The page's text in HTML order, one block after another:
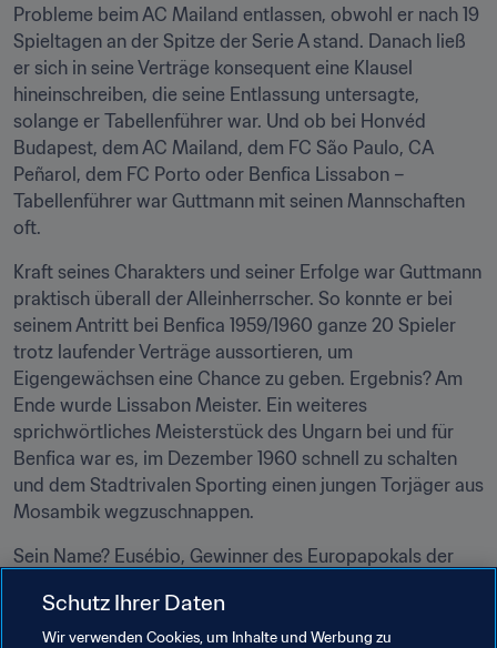
Probleme beim AC Mailand entlassen, obwohl er nach 19
Spieltagen an der Spitze der Serie A stand. Danach ließ
er sich in seine Verträge konsequent eine Klausel
hineinschreiben, die seine Entlassung untersagte,
solange er Tabellenführer war. Und ob bei Honvéd
Budapest, dem AC Mailand, dem FC São Paulo, CA
Peñarol, dem FC Porto oder Benfica Lissabon –
Tabellenführer war Guttmann mit seinen Mannschaften
oft.
Kraft seines Charakters und seiner Erfolge war Guttmann
praktisch überall der Alleinherrscher. So konnte er bei
seinem Antritt bei Benfica 1959/1960 ganze 20 Spieler
trotz laufender Verträge aussortieren, um
Eigengewächsen eine Chance zu geben. Ergebnis? Am
Ende wurde Lissabon Meister. Ein weiteres
sprichwörtliches Meisterstück des Ungarn bei und für
Benfica war es, im Dezember 1960 schnell zu schalten
und dem Stadtrivalen Sporting einen jungen Torjäger aus
Mosambik wegzuschnappen.
Sein Name? Eusébio, Gewinner des Europapokals der
falscher Identität in Portugal einreisen und sperrte ihn
anschließend mehrere Tage im Hotel weg, bis der
Schutz Ihrer Daten
Wir verwenden Cookies, um Inhalte und Werbung zu